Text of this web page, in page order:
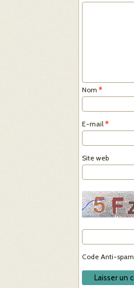
Nom*
E-mail*
Site web
Code Anti-spam